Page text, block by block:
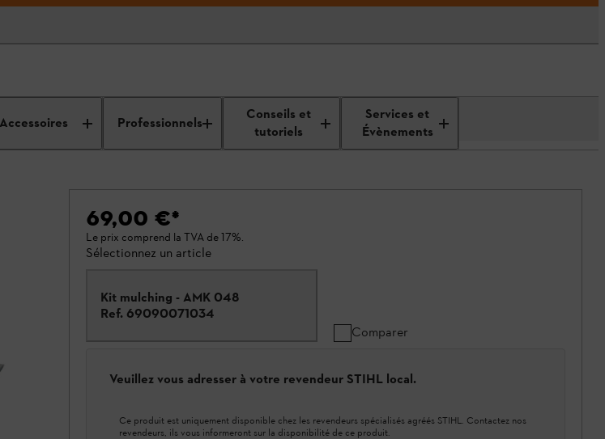
Accessoires Professionnels
Conseils et
tutoriels
Services et
Évènements
69,00 €*
Le prix comprend la TVA de 17%.
Sélectionnez un article
Kit mulching - AMK 048
Ref. 69090071034
Comparer
Veuillez vous adresser à votre revendeur STIHL local.
Ce produit est uniquement disponible chez les revendeurs spécialisés agréés STIHL. Contactez nos
revendeurs, ils vous informeront sur la disponibilité de ce produit.